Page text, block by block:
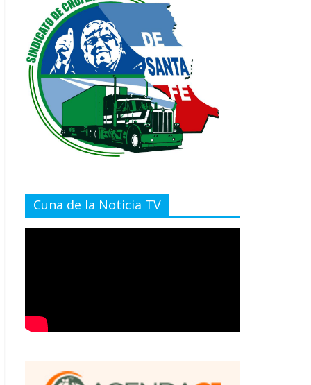
Cuna de la Noticia TV